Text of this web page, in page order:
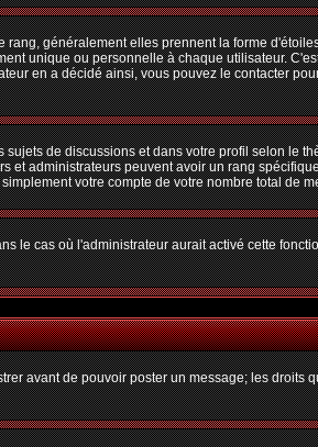
généralement elles prennent la forme
unique ou personnelle à chaque utilisateur.
en a décidé ainsi, vous pouvez le contacter
de discussions et dans votre profil selon le
administrateurs peuvent avoir un rang
votre compte de votre nombre total de
le cas où l'administrateur aurait activé cette
avant de pouvoir poster un message; les droits